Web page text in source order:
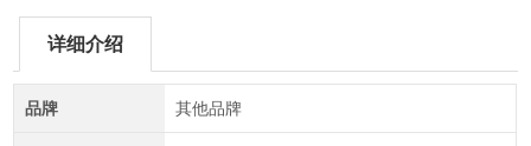
详细介绍
品牌 其他品牌